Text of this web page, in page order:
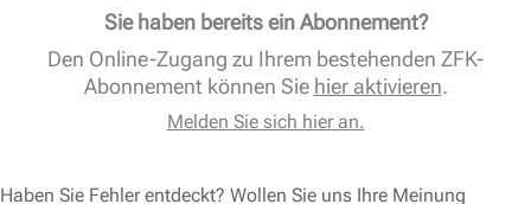
Sie haben bereits ein Abonnement?
Den Online-Zugang zu Ihrem bestehenden ZFK-
Abonnement können Sie hier aktivieren.
Melden Sie sich hier an.
Haben Sie Fehler entdeckt? Wollen Sie uns Ihre Meinung